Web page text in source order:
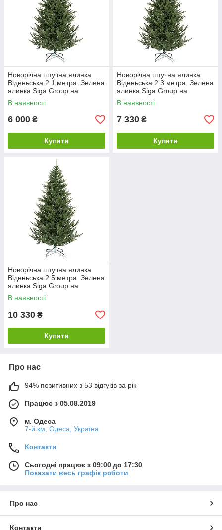
Новорічна штучна ялинка
Віденьська 2.1 метра. Зелена
ялинка Siga Group на
підставці
В наявності
6 000 ₴
Купити
Новорічна штучна ялинка
Віденьська 2.3 метра. Зелена
ялинка Siga Group на
підставці
В наявності
7 330 ₴
Купити
Новорічна штучна ялинка
Віденьська 2.5 метра. Зелена
ялинка Siga Group на
підставці
В наявності
10 330 ₴
Купити
Про нас
94% позитивних з 53 відгуків за рік
Працює з 05.08.2019
м. Одеса
7-й км, Одеса, Україна
Контакти
Сьогодні працює з 09:00 до 17:30
Показати весь графік роботи
Про нас
Контакти